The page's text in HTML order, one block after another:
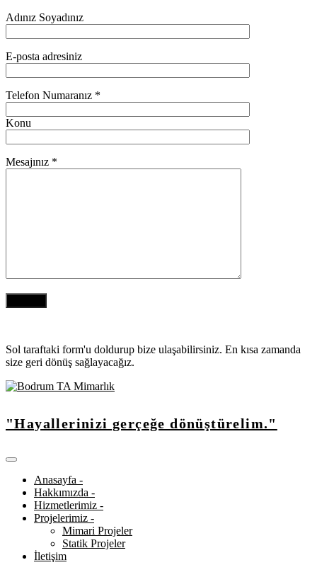
Adınız Soyadınız
E-posta adresiniz
Telefon Numaranız *
Konu
Mesajınız *
Sol taraftaki form'u doldurup bize ulaşabilirsiniz. En kısa zamanda
size geri dönüş sağlayacağız.
"Hayallerinizi gerçeğe dönüştürelim."
Anasayfa -
Hakkımızda -
Hizmetlerimiz -
Projelerimiz -
Mimari Projeler
Statik Projeler
İletişim